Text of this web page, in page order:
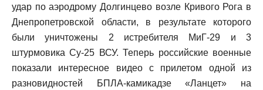
удар по аэродрому Долгинцево возле Кривого Рога в
Днепропетровской области, в результате которого
были уничтожены 2 истребителя МиГ-29 и 3
штурмовика Су-25 ВСУ. Теперь российские военные
показали интересное видео с прилетом одной из
разновидностей БПЛА-камикадзе «Ланцет» на